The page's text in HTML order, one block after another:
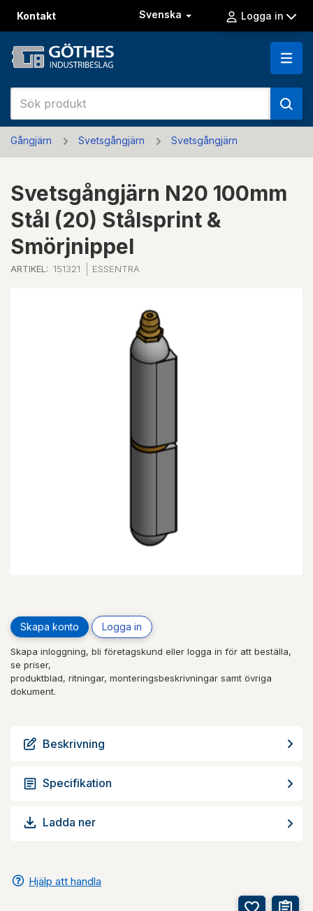
Kontakt Svenska Logga in
Gångjärn Svetsgångjärn Svetsgångjärn
Svetsgångjärn N20 100mm
Stål (20) Stålsprint &
Smörjnippel
ARTIKEL: 151321 ESSENTRA
Skapa konto Logga in
Skapa inloggning, bli företagskund eller logga in för att beställa,
se priser,
produktblad, ritningar, monteringsbeskrivningar samt övriga
dokument.
Beskrivning
Specifikation
Ladda ner
Hjälp att handla